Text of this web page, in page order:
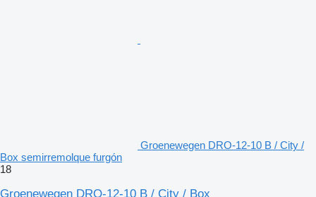
Groenewegen DRO-12-10 B / City /
Box semirremolque furgón
18
Groenewegen DRO-12-10 B / City / Box